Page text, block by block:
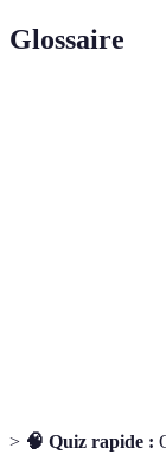
Glossaire
> 🧠 Quiz rapide :